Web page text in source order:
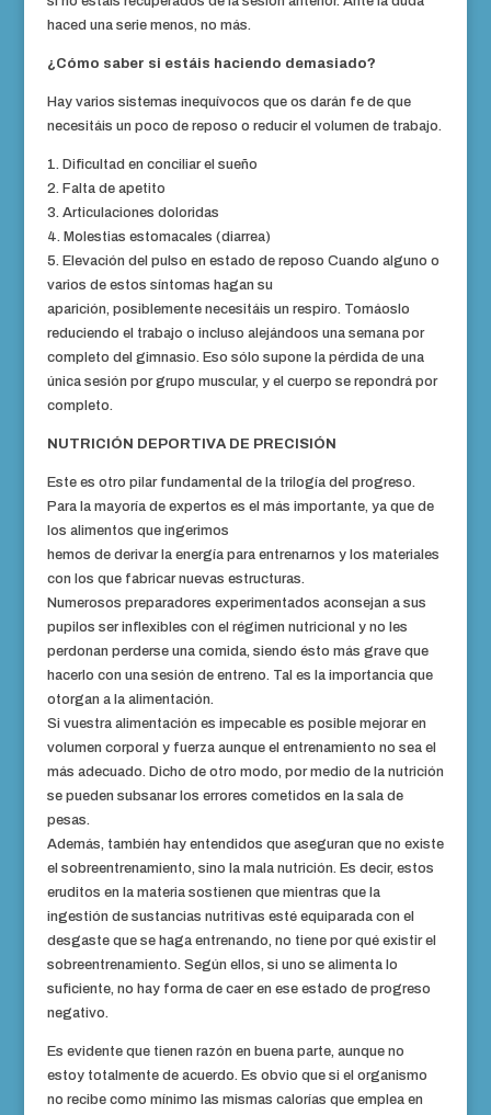
haced una serie menos, no más.
¿Cómo saber si estáis haciendo demasiado?
Hay varios sistemas inequívocos que os darán fe de que
necesitáis un poco de reposo o reducir el volumen de trabajo.
1. Dificultad en conciliar el sueño
2. Falta de apetito
3. Articulaciones doloridas
4. Molestias estomacales (diarrea)
5. Elevación del pulso en estado de reposo Cuando alguno o
varios de estos síntomas hagan su
aparición, posiblemente necesitáis un respiro. Tomáoslo
reduciendo el trabajo o incluso alejándoos una semana por
completo del gimnasio. Eso sólo supone la pérdida de una
única sesión por grupo muscular, y el cuerpo se repondrá por
completo.
NUTRICIÓN DEPORTIVA DE PRECISIÓN
Este es otro pilar fundamental de la trilogía del progreso.
Para la mayoría de expertos es el más importante, ya que de
los alimentos que ingerimos
hemos de derivar la energía para entrenarnos y los materiales
con los que fabricar nuevas estructuras.
Numerosos preparadores experimentados aconsejan a sus
pupilos ser inflexibles con el régimen nutricional y no les
perdonan perderse una comida, siendo ésto más grave que
hacerlo con una sesión de entreno. Tal es la importancia que
otorgan a la alimentación.
Si vuestra alimentación es impecable es posible mejorar en
volumen corporal y fuerza aunque el entrenamiento no sea el
más adecuado. Dicho de otro modo, por medio de la nutrición
se pueden subsanar los errores cometidos en la sala de
pesas.
Además, también hay entendidos que aseguran que no existe
el sobreentrenamiento, sino la mala nutrición. Es decir, estos
eruditos en la materia sostienen que mientras que la
ingestión de sustancias nutritivas esté equiparada con el
desgaste que se haga entrenando, no tiene por qué existir el
sobreentrenamiento. Según ellos, si uno se alimenta lo
suficiente, no hay forma de caer en ese estado de progreso
negativo.
Es evidente que tienen razón en buena parte, aunque no
estoy totalmente de acuerdo. Es obvio que si el organismo
no recibe como mínimo las mismas calorías que emplea en